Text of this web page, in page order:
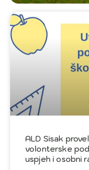
ALD Sisak
volonterske
uspjeh i osobni